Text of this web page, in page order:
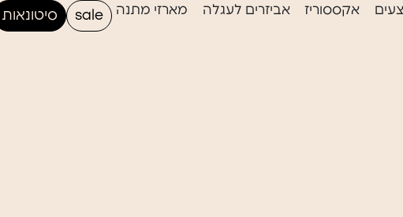
אקססוריז אביזרים לעגלה מארזי מתנה sale סיטונאות